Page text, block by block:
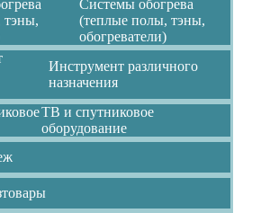
Системы обогрева
(теплые полы, тэны,
обогреватели)
Инструмент различного
назначения
ТВ и спутниковое
оборудование